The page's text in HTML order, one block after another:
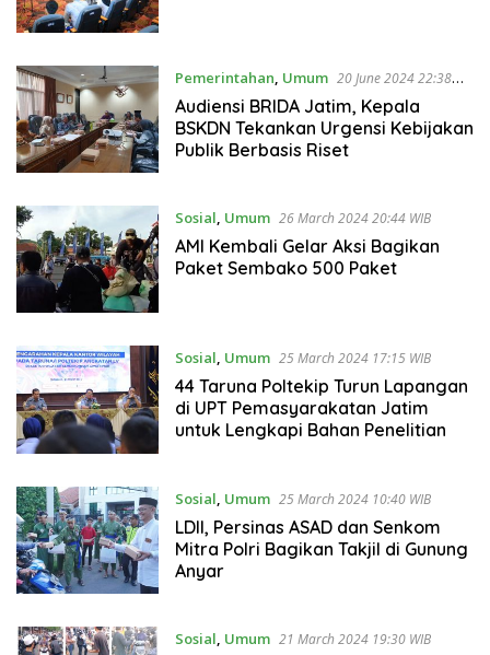
Pemerintahan Umum 20 June 2024 22:38
WIB
Audiensi BRIDA Jatim, Kepala
BSKDN Tekankan Urgensi Kebijakan
Publik Berbasis Riset
Sosial, Umum 26 March 2024 20:44 WIB
AMI Kembali Gelar Aksi Bagikan
Paket Sembako 500 Paket
Sosial, Umum 25 March 2024 17:15 WIB
44 Taruna Poltekip Turun Lapangan
di UPT Pemasyarakatan Jatim
untuk Lengkapi Bahan Penelitian
Sosial, Umum 25 March 2024 10:40 WIB
LDII, Persinas ASAD dan Senkom
Mitra Polri Bagikan Takjil di Gunung
Anyar
Sosial, Umum 21 March 2024 19:30 WIB